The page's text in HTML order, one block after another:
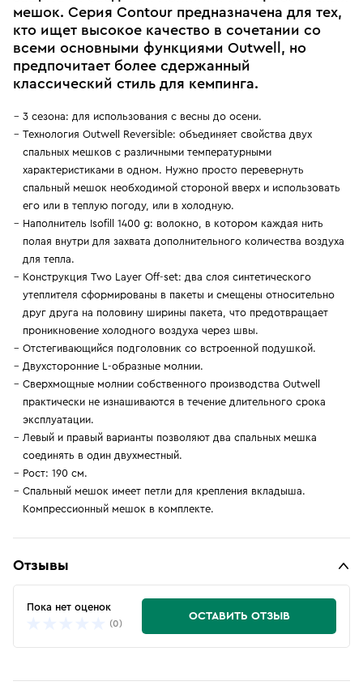
мешок. Серия Contour предназначена для тех,
кто ищет высокое качество в сочетании со
всеми основными функциями Outwell, но
предпочитает более сдержанный
классический стиль для кемпинга.
3 сезона: для использования с весны до осени.
Технология Outwell Reversible: объединяет свойства двух
спальных мешков с различными температурными
характеристиками в одном. Нужно просто перевернуть
спальный мешок необходимой стороной вверх и использовать
его или в теплую погоду, или в холодную.
Наполнитель Isofill 1400 g: волокно, в котором каждая нить
полая внутри для захвата дополнительного количества воздуха
для тепла.
Конструкция Two Layer Off-set: два слоя синтетического
утеплителя сформированы в пакеты и смещены относительно
друг друга на половину ширины пакета, что предотвращает
проникновение холодного воздуха через швы.
Отстегивающийся подголовник со встроенной подушкой.
Двухсторонние L-образные молнии.
Сверхмощные молнии собственного производства Outwell
практически не изнашиваются в течение длительного срока
эксплуатации.
Левый и правый варианты позволяют два спальных мешка
соединять в один двухместный.
Рост: 190 см.
Спальный мешок имеет петли для крепления вкладыша.
Компрессионный мешок в комплекте.
Отзывы
Пока нет оценок
(0)
ОСТАВИТЬ ОТЗЫВ